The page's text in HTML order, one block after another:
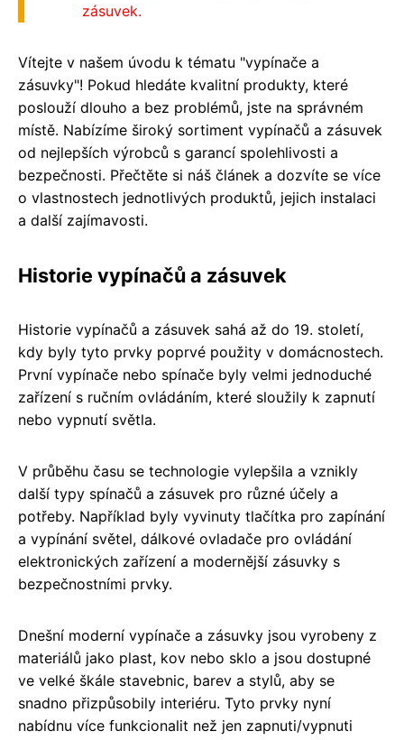
zásuvek.
Vítejte v našem úvodu k tématu "vypínače a
zásuvky"! Pokud hledáte kvalitní produkty, které
poslouží dlouho a bez problémů, jste na správném
místě. Nabízíme široký sortiment vypínačů a zásuvek
od nejlepších výrobců s garancí spolehlivosti a
bezpečnosti. Přečtěte si náš článek a dozvíte se více
o vlastnostech jednotlivých produktů, jejich instalaci
a další zajímavosti.
Historie vypínačů a zásuvek
Historie vypínačů a zásuvek sahá až do 19. století,
kdy byly tyto prvky poprvé použity v domácnostech.
První vypínače nebo spínače byly velmi jednoduché
zařízení s ručním ovládáním, které sloužily k zapnutí
nebo vypnutí světla.
V průběhu času se technologie vylepšila a vznikly
další typy spínačů a zásuvek pro různé účely a
potřeby. Například byly vyvinuty tlačítka pro zapínání
a vypínání světel, dálkové ovladače pro ovládání
elektronických zařízení a modernější zásuvky s
bezpečnostními prvky.
Dnešní moderní vypínače a zásuvky jsou vyrobeny z
materiálů jako plast, kov nebo sklo a jsou dostupné
ve velké škále stavebnic, barev a stylů, aby se
snadno přizpůsobily interiéru. Tyto prvky nyní
nabídnu více funkcionalit než jen zapnuti/vypnuti